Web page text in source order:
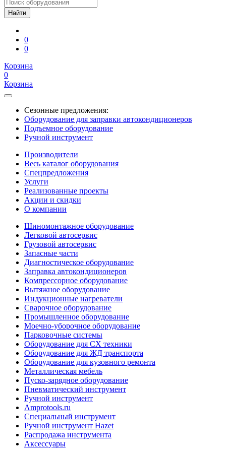
0
0
Корзина
0
Корзина
Сезонные предложения:
Оборудование для заправки автокондиционеров
Подъемное оборудование
Ручной инструмент
Производители
Весь каталог оборудования
Спецпредложения
Услуги
Реализованные проекты
Акции и скидки
О компании
Шиномонтажное оборудование
Легковой автосервис
Грузовой автосервис
Запасные части
Диагностическое оборудование
Заправка автокондиционеров
Компрессорное оборудование
Вытяжное оборудование
Индукционные нагреватели
Сварочное оборудование
Промышленное оборудование
Моечно-уборочное оборудование
Парковочные системы
Оборудование для СХ техники
Оборудование для ЖД транспорта
Оборудование для кузовного ремонта
Металлическая мебель
Пуско-зарядное оборудование
Пневматический инструмент
Ручной инструмент
Amprotools.ru
Специальный инструмент
Ручной инструмент Hazet
Распродажа инструмента
Аксессуары